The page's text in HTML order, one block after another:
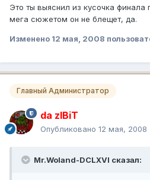
Это ты выяснил из кусочка финала
мега сюжетом он не блещет, да.
Изменено 12 мая, 2008
Главный Администратор
da zIBiT
Опубликовано 12 мая, 2008
Mr.Woland-DCLXVI сказал: